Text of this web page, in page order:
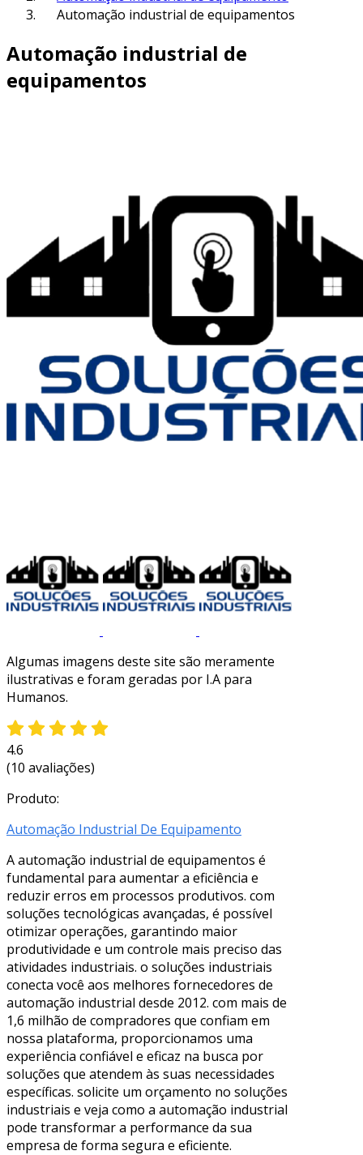
Automação industrial de equipamentos
Automação industrial de
equipamentos
Algumas imagens deste site são meramente
ilustrativas e foram geradas por I.A para
Humanos.
4.6
(10 avaliações)
Produto:
Automação Industrial De Equipamento
A automação industrial de equipamentos é
fundamental para aumentar a eficiência e
reduzir erros em processos produtivos. com
soluções tecnológicas avançadas, é possível
otimizar operações, garantindo maior
produtividade e um controle mais preciso das
atividades industriais. o soluções industriais
conecta você aos melhores fornecedores de
automação industrial desde 2012. com mais de
1,6 milhão de compradores que confiam em
nossa plataforma, proporcionamos uma
experiência confiável e eficaz na busca por
soluções que atendem às suas necessidades
específicas. solicite um orçamento no soluções
industriais e veja como a automação industrial
pode transformar a performance da sua
empresa de forma segura e eficiente.